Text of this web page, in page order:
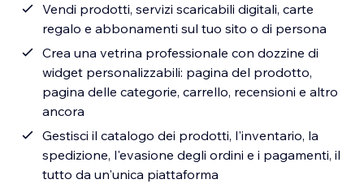
Vendi prodotti, servizi scaricabili digitali, carte
regalo e abbonamenti sul tuo sito o di persona
Crea una vetrina professionale con dozzine di
widget personalizzabili: pagina del prodotto,
pagina delle categorie, carrello, recensioni e altro
ancora
Gestisci il catalogo dei prodotti, l'inventario, la
spedizione, l'evasione degli ordini e i pagamenti, il
tutto da un'unica piattaforma